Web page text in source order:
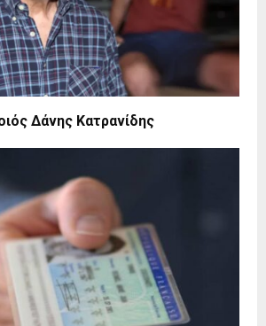
Δάνης Κατρανίδης